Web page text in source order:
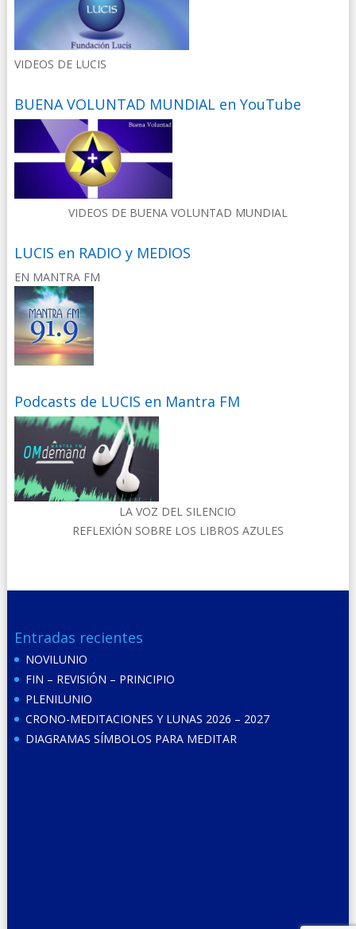
VIDEOS DE LUCIS
BUENA VOLUNTAD MUNDIAL en YouTube
VIDEOS DE BUENA VOLUNTAD MUNDIAL
LUCIS en RADIO y MEDIOS
EN MANTRA FM
Podcasts de LUCIS en Mantra FM
LA VOZ DEL SILENCIO
REFLEXIÓN SOBRE LOS LIBROS AZULES
Entradas recientes
NOVILUNIO
FIN – REVISIÓN – PRINCIPIO
PLENILUNIO
CRONO-MEDITACIONES Y LUNAS 2026 – 2027
DIAGRAMAS SÍMBOLOS PARA MEDITAR